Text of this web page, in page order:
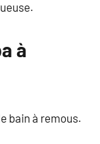
à
bain à remous.